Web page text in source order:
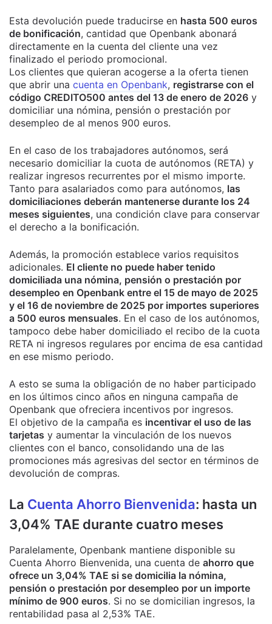
Esta devolución puede traducirse en hasta 500 euros
de bonificación, cantidad que Openbank abonará
directamente en la cuenta del cliente una vez
finalizado el periodo promocional.
Los clientes que quieran acogerse a la oferta tienen
que abrir una cuenta en Openbank, registrarse con el
código CREDITO500 antes del 13 de enero de 2026 y
domiciliar una nómina, pensión o prestación por
desempleo de al menos 900 euros.
En el caso de los trabajadores autónomos, será
necesario domiciliar la cuota de autónomos (RETA) y
realizar ingresos recurrentes por el mismo importe.
Tanto para asalariados como para autónomos, las
domiciliaciones deberán mantenerse durante los 24
meses siguientes, una condición clave para conservar
el derecho a la bonificación.
Además, la promoción establece varios requisitos
adicionales. El cliente no puede haber tenido
domiciliada una nómina, pensión o prestación por
desempleo en Openbank entre el 15 de mayo de 2025
y el 16 de noviembre de 2025 por importes superiores
a 500 euros mensuales. En el caso de los autónomos,
tampoco debe haber domiciliado el recibo de la cuota
RETA ni ingresos regulares por encima de esa cantidad
en ese mismo periodo.
A esto se suma la obligación de no haber participado
en los últimos cinco años en ninguna campaña de
Openbank que ofreciera incentivos por ingresos.
El objetivo de la campaña es incentivar el uso de las
tarjetas y aumentar la vinculación de los nuevos
clientes con el banco, consolidando una de las
promociones más agresivas del sector en términos de
devolución de compras.
La Cuenta Ahorro Bienvenida: hasta un
3,04% TAE durante cuatro meses
Paralelamente, Openbank mantiene disponible su
Cuenta Ahorro Bienvenida, una cuenta de ahorro que
ofrece un 3,04% TAE si se domicilia la nómina,
pensión o prestación por desempleo por un importe
mínimo de 900 euros. Si no se domicilian ingresos, la
rentabilidad pasa al 2,53% TAE.